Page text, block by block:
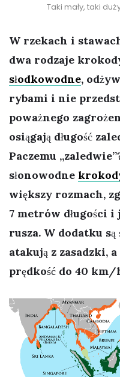
Taki mały, taki
W rzekach i
dwa rodzaje
słodkowodne,
rybami i nie
poważnego
osiągają długość
Paczemu
słonowodne
większy rozmach,
7 metrów długości i
rusza. W dodatku
atakują z zasadzki,
prędkość do 40 km/